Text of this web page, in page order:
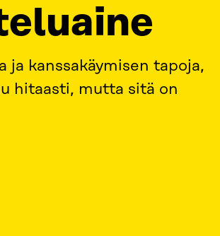
kanssakäymisen tapoja,
hitaasti, mutta sitä on